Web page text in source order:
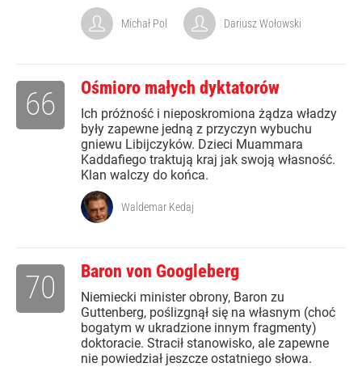
Michał Pol Dariusz Wołowski
Ośmioro małych dyktatorów
Ich próżność i nieposkromiona żądza władzy
były zapewne jedną z przyczyn wybuchu
gniewu Libijczyków. Dzieci Muammara
Kaddafiego traktują kraj jak swoją własność.
Klan walczy do końca.
66
Waldemar Kedaj
Baron von Googleberg
Niemiecki minister obrony, Baron zu
Guttenberg, poślizgnął się na własnym (choć
bogatym w ukradzione innym fragmenty)
doktoracie. Stracił stanowisko, ale zapewne
nie powiedział jeszcze ostatniego słowa.
70